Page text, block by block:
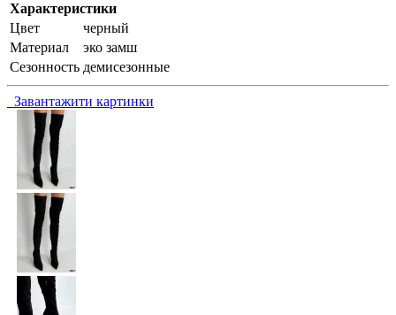
Характеристики
Цвет
черный
Материал
эко замш
Сезонность демисезонные
Завантажити картинки